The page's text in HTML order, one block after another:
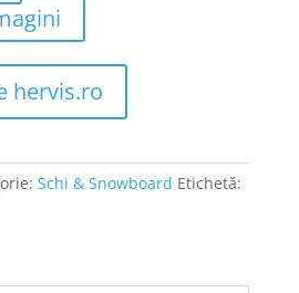
hervis.ro
Schi & Snowboard Etichetă: